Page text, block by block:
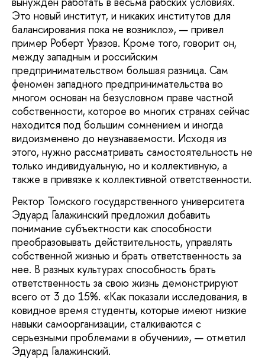
Это новый институт, и никаких институтов для
балансирования пока не возникло», — привел
пример Роберт Уразов. Кроме того, говорит он,
между западным и российским
предпринимательством большая разница. Сам
феномен западного предпринимательства во
многом основан на безусловном праве частной
собственности, которое во многих странах сейчас
находится под большим сомнением и иногда
видоизменено до неузнаваемости. Исходя из
этого, нужно рассматривать самостоятельность не
только индивидуальную, но и коллективную, а
также в привязке к коллективной ответственности.
Ректор Томского государственного университета
Эдуард Галажинский предложил добавить
понимание субъектности как способности
преобразовывать действительность, управлять
собственной жизнью и брать ответственность за
нее. В разных культурах способность брать
ответственность за свою жизнь демонстрируют
всего от 3 до 15%. «Как показали исследования, в
ковидное время студенты, которые имеют низкие
навыки самоорганизации, сталкиваются с
серьезными проблемами в обучении», — отметил
Эдуард Галажинский.